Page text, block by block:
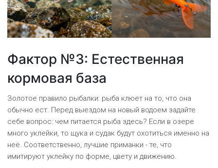
Фактор №3: Естественная
кормовая база
Золотое правило рыбалки: рыба клюет на то, что она
обычно ест. Перед выездом на новый водоем задайте
себе вопрос: чем питается рыба здесь? Если в озере
много уклейки, то щука и судак будут охотиться именно на
неё. Соответственно, лучшие приманки - те, что
имитируют уклейку по форме, цвету и движению.